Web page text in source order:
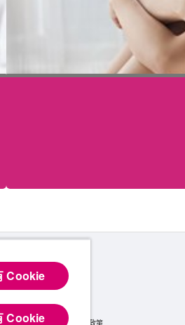
Cookie
Cookie